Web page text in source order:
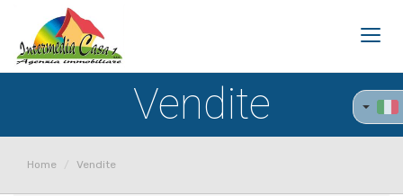
Vendite
Home Vendite